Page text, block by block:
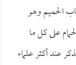
الحميم وهو
على كل ما
عند أكثر علماء